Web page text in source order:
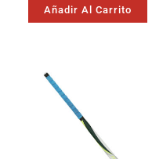
Añadir Al Carrito